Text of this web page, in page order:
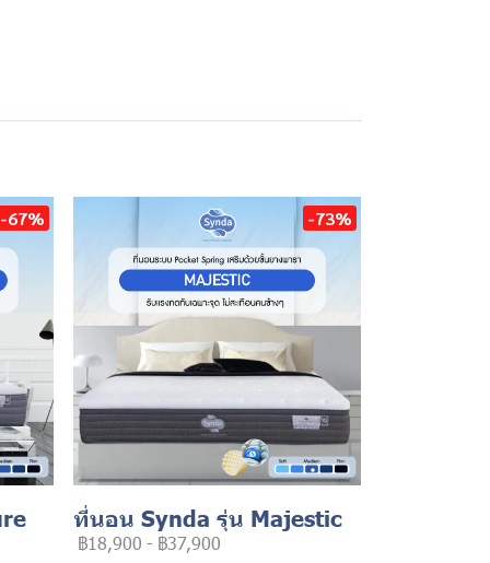
-67% -73%
ที่นอน Synda รุ่น Majestic
฿18,900 - ฿37,900